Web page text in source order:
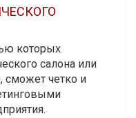
которых
салона или
сможет четко и